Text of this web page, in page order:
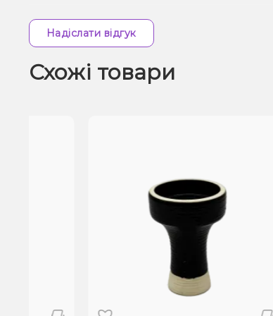
Надіслати відгук
Схожі товари